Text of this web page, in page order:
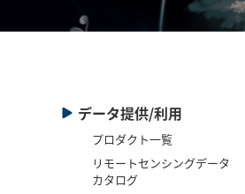
データ提供/利用
プロダクト一覧
リモートセンシングデータ
カタログ